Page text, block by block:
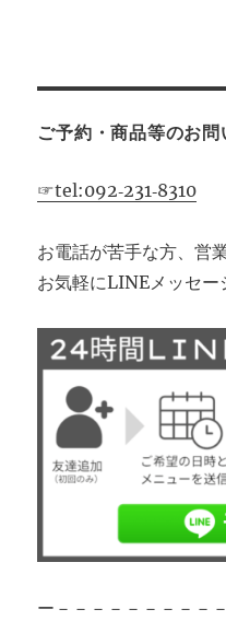
ご予約・商品等のお問
☞tel:092‐231‐8310
お電話が苦手な方、営
お気軽にLINEメッセー
ー－－－－－－－－－